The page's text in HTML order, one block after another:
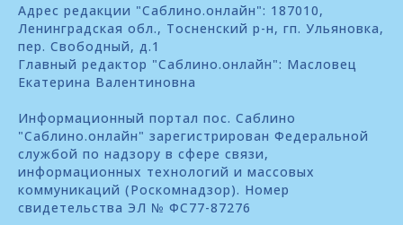
Адрес редакции "Саблино.онлайн": 187010,
Ленинградская обл., Тосненский р-н, гп. Ульяновка,
пер. Свободный, д.1
Главный редактор "Саблино.онлайн": Масловец
Екатерина Валентиновна
Информационный портал пос. Саблино
"Саблино.онлайн" зарегистрирован Федеральной
службой по надзору в сфере связи,
информационных технологий и массовых
коммуникаций (Роскомнадзор). Номер
свидетельства ЭЛ № ФС77-87276